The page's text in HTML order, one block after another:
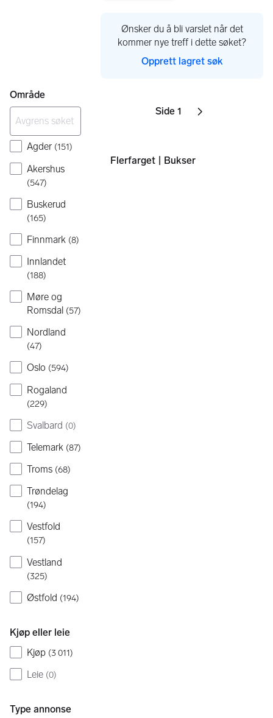
Område
Agder (151)
Akershus
(547)
Buskerud
(165)
Finnmark (8)
Innlandet
(188)
Møre og
Romsdal (57)
Nordland
(47)
Oslo (594)
Rogaland
(229)
Svalbard (0)
Telemark (87)
Troms (68)
Trøndelag
(194)
Vestfold
(157)
Vestland
(325)
Østfold (194)
Kjøp eller leie
Kjøp (3 011)
Leie (0)
Type annonse
Ønsker du å bli varslet når det
kommer nye treff i dette søket?
Opprett lagret søk
Sider
Side 1 Neste side
ikon
Flerfarget | Bukser